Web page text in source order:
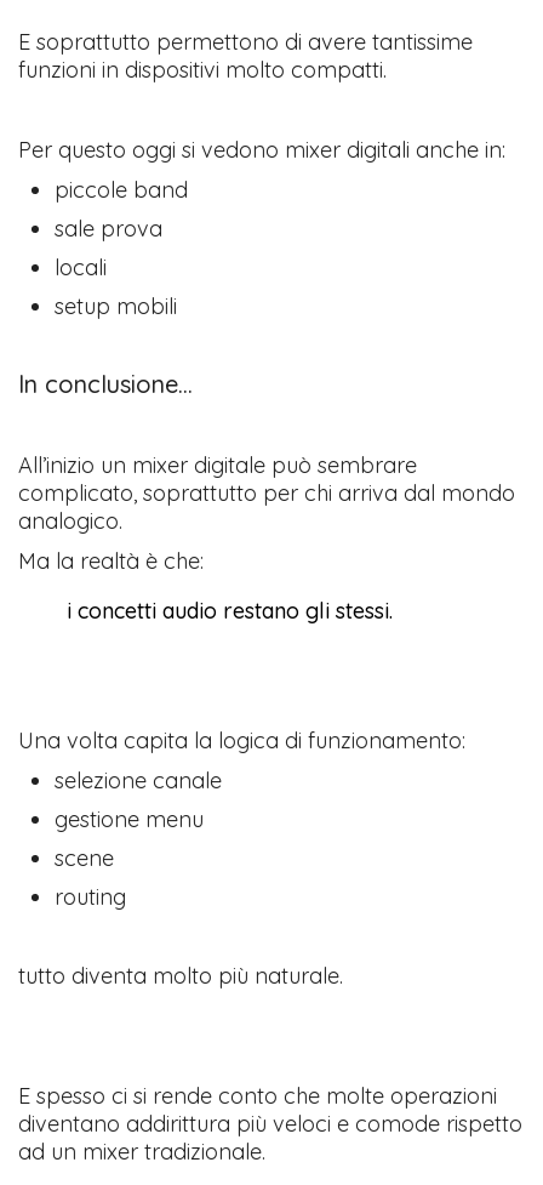
E soprattutto permettono di avere tantissime
funzioni in dispositivi molto compatti.
Per questo oggi si vedono mixer digitali anche in:
piccole band
sale prova
locali
setup mobili
In conclusione...
All’inizio un mixer digitale può sembrare
complicato, soprattutto per chi arriva dal mondo
analogico.
Ma la realtà è che:
i concetti audio restano gli stessi.
Una volta capita la logica di funzionamento:
selezione canale
gestione menu
scene
routing
tutto diventa molto più naturale.
E spesso ci si rende conto che molte operazioni
diventano addirittura più veloci e comode rispetto
ad un mixer tradizionale.